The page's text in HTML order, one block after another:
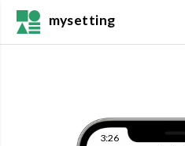
mysetting
3:26